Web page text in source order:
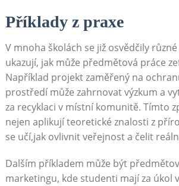
Příklady z praxe
V mnoha školách​ se již osvědčily
‍ukazují, jak může ⁢předmětová ‌práce
Například projekt ‍zaměřený na
prostředí může⁤ zahrnovat výzkum a
za recyklaci v‌ místní komunitě. ‌Tímto
⁤nejen aplikují teoretické znalosti z
se učí,jak ​ovlivnit veřejnost a čelit
Dalším‌ příkladem může ‍být
marketingu, kde studenti ⁢mají za​ úkol